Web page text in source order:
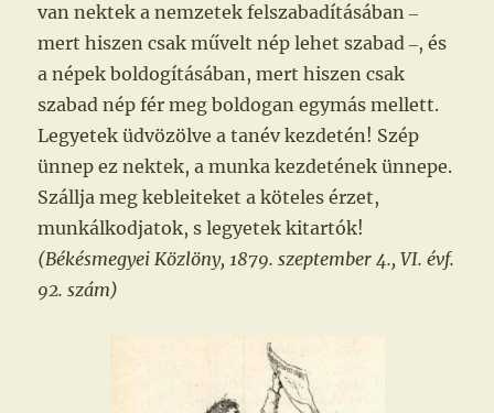
van nektek a nemzetek felszabadításában ‒
mert hiszen csak művelt nép lehet szabad ‒, és
a népek boldogításában, mert hiszen csak
szabad nép fér meg boldogan egymás mellett.
Legyetek üdvözölve a tanév kezdetén! Szép
ünnep ez nektek, a munka kezdetének ünnepe.
Szállja meg kebleiteket a köteles érzet,
munkálkodjatok, s legyetek kitartók!
(Békésmegyei Közlöny, 1879. szeptember 4., VI. évf.
92. szám)